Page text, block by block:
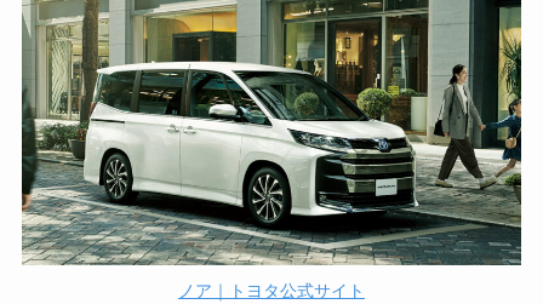
ノア｜トヨタ公式サイト